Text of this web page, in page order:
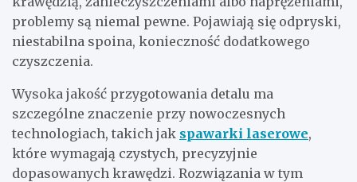
problemy są niemal pewne. Pojawiają się odpryski,
niestabilna spoina, konieczność dodatkowego
czyszczenia.
Wysoka jakość przygotowania detalu ma
szczególne znaczenie przy nowoczesnych
technologiach, takich jak spawarki laserowe,
które wymagają czystych, precyzyjnie
dopasowanych krawędzi. Rozwiązania w tym